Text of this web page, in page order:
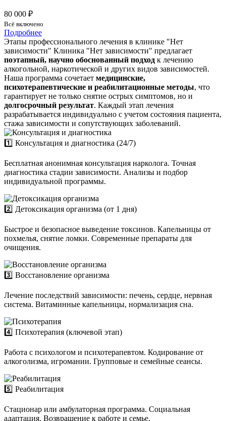
80 000 ₽
Всё включено
Подробнее
Этапы профессионального лечения в клинике "Нет
зависимости" Клиника "Нет зависимости" предлагает
поэтапный, научно обоснованный подход к лечению
алкогольной, наркотической и других видов зависимостей.
Наша программа сочетает медицинские,
психотерапевтические и реабилитационные методы, что
гарантирует не только снятие острых симптомов, но и
долгосрочный результат. Каждый этап лечения
разрабатывается индивидуально с учетом состояния пациента,
стажа зависимости и сопутствующих заболеваний.
1️⃣ Консультация и диагностика (24/7)
Бесплатная анонимная консультация нарколога. Точная
диагностика стадии зависимости. Анализы и подбор
индивидуальной программы.
2️⃣ Детоксикация организма (от 1 дня)
Быстрое и безопасное выведение токсинов. Капельницы от
похмелья, снятие ломки. Современные препараты для
очищения.
3️⃣ Восстановление организма
Лечение последствий зависимости: печень, сердце, нервная
система. Витаминные капельницы, нормализация сна.
4️⃣ Психотерапия (ключевой этап)
Работа с психологом и психотерапевтом. Кодирование от
алкоголизма, игромании. Групповые и семейные сеансы.
5️⃣ Реабилитация
Стационар или амбулаторная программа. Социальная
адаптация. Возвращение к работе и семье.